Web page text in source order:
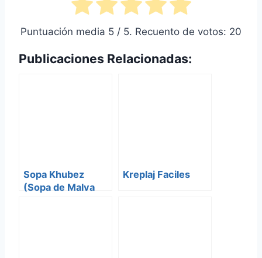
Puntuación media 5 / 5. Recuento de votos: 20
Publicaciones Relacionadas:
Sopa Khubez
(Sopa de Malva
Kreplaj Faciles